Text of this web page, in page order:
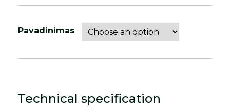
Pavadinimas
Technical specification